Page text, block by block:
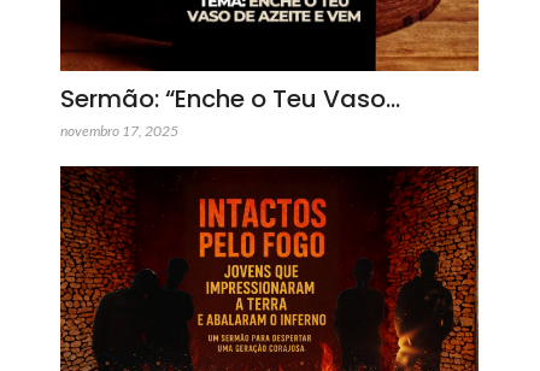
Sermão: “Enche o Teu Vaso…
novembro 17, 2025